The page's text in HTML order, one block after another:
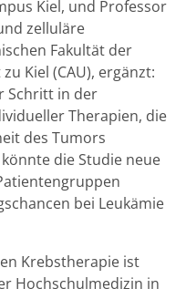
Kiel, und Professor
zelluläre
Fakultät der
Kiel (CAU), ergänzt:
Schritt in der
Therapien, die
des Tumors
die Studie neue
bei Leukämie
Krebstherapie ist
Hochschulmedizin in